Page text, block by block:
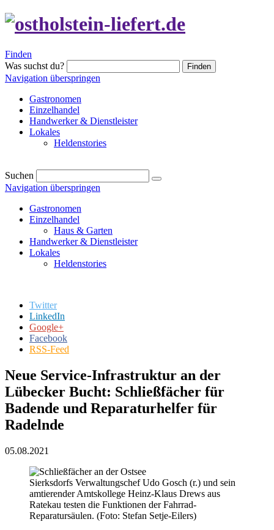
Finden
Was suchst du?
Finden
Navigation überspringen
Gastronomen
Einzelhandel
Handwerker & Dienstleister
Lokales
Heldenstories
Suchen
Navigation überspringen
Gastronomen
Einzelhandel
Haus & Garten
Handwerker & Dienstleister
Lokales
Heldenstories
Twitter
LinkedIn
Google+
Facebook
RSS-Feed
Neue Service-Infrastruktur an der
Lübecker Bucht: Schließfächer für
Badende und Reparaturhelfer für
Radelnde
05.08.2021
Sierksdorfs Verwaltungschef Udo Gosch (r.) und sein
amtierender Amtskollege Heinz-Klaus Drews aus
Ratekau testen die Funktionen der Fahrrad-
Reparatursäulen. (Foto: Stefan Setje-Eilers)